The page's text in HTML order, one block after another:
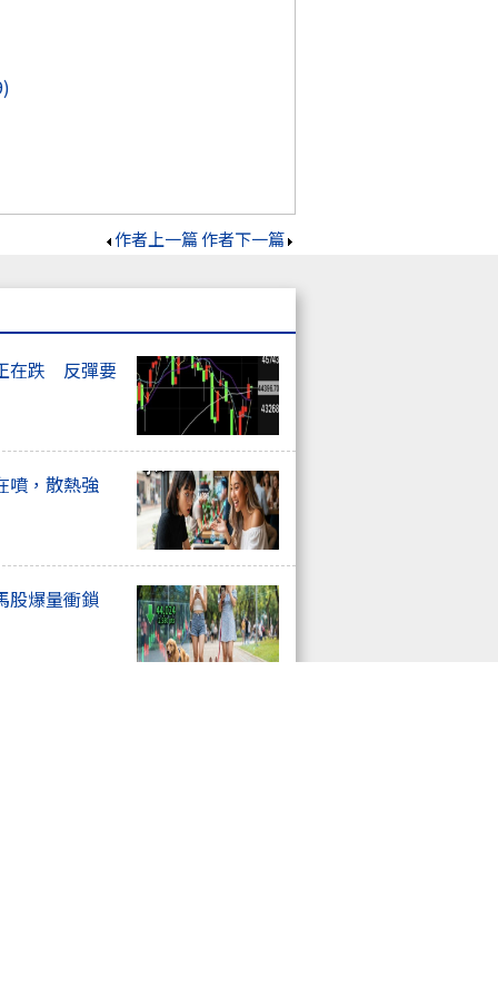
作者上一篇作者下一篇
在跌 反彈要
噴，散熱強
股爆量衝鎖